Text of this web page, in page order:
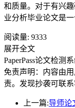
和质量。对于有兴
业分析毕业论文是
阅读量: 9333
展开全文
PaperPass论文检测
免责声明：内容由
责。发现抄袭可联
上一篇:导师论